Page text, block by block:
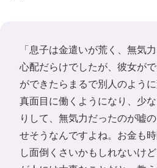
「息子は金遣いが荒く、無気
心配だらけでしたが、彼女が
ができたらまるで別人のよう
真面目に働くようになり、少
りして、無気力だったのが嘘
せそうなんですよね。お金も
し面倒くさいかもしれないけ